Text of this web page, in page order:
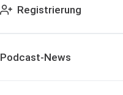
Registrierung
Podcast-News